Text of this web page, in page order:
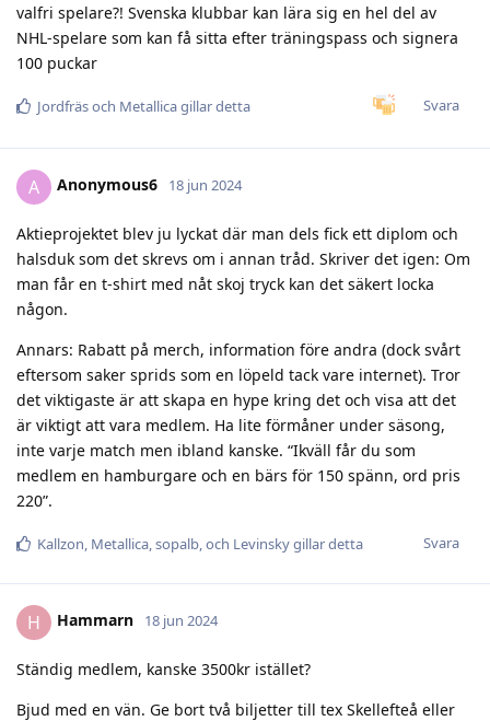
valfri spelare?! Svenska klubbar kan lära sig en hel del av
NHL-spelare som kan få sitta efter träningspass och signera
100 puckar
Svara
Jordfräsoch Metallicagillar detta
A Anonymous6 18 jun 2024
Aktieprojektet blev ju lyckat där man dels fick ett diplom och
halsduk som det skrevs om i annan tråd. Skriver det igen: Om
man får en t-shirt med nåt skoj tryck kan det säkert locka
någon.
Annars: Rabatt på merch, information före andra (dock svårt
eftersom saker sprids som en löpeld tack vare internet). Tror
det viktigaste är att skapa en hype kring det och visa att det
är viktigt att vara medlem. Ha lite förmåner under säsong,
inte varje match men ibland kanske. “Ikväll får du som
medlem en hamburgare och en bärs för 150 spänn, ord pris
220”.
Svara
Kallzon Metallica sopalb , och Levinskygillar detta
H Hammarn 18 jun 2024
Ständig medlem, kanske 3500kr istället?
Bjud med en vän. Ge bort två biljetter till tex Skellefteå eller